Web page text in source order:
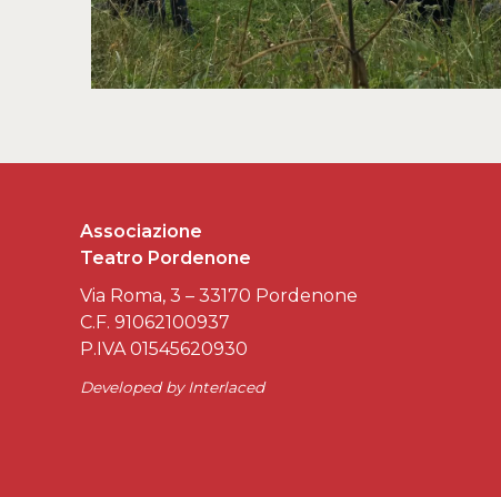
Associazione
Teatro Pordenone
Via Roma, 3 – 33170 Pordenone
C.F. 91062100937
P.IVA 01545620930
Developed byInterlaced